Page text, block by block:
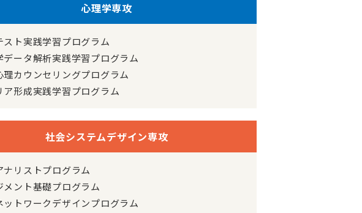
心理学専攻
スト実践学習プログラム
データ解析実践学習プログラム
理カウンセリングプログラム
ア形成実践学習プログラム
社会システムデザイン専攻
ナリストプログラム
メント基礎プログラム
ットワークデザインプログラム